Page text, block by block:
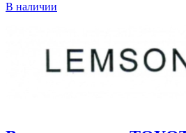
В наличии